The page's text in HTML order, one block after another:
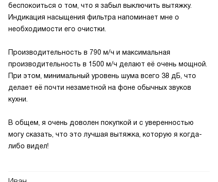
беспокоиться о том, что я забыл выключить вытяжку.
Индикация насыщения фильтра напоминает мне о
необходимости его очистки.
Производительность в 790 м/ч и максимальная
производительность в 1500 м/ч делают её очень мощной.
При этом, минимальный уровень шума всего 38 дБ, что
делает её почти незаметной на фоне обычных звуков
кухни.
В общем, я очень доволен покупкой и с уверенностью
могу сказать, что это лучшая вытяжка, которую я когда-
либо видел!